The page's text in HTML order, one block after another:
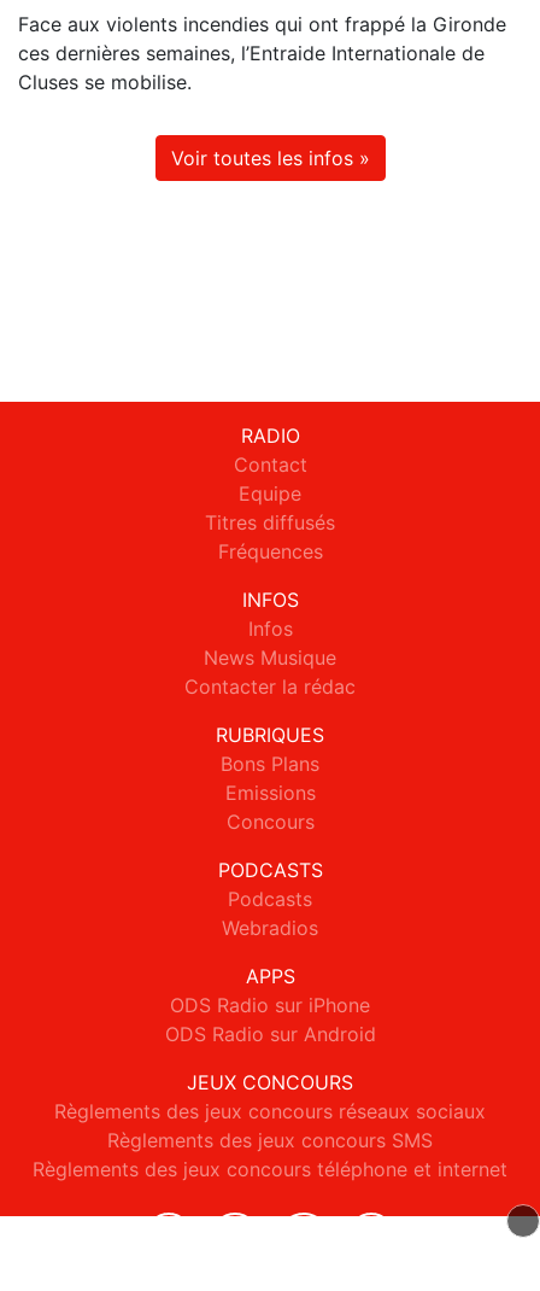
Face aux violents incendies qui ont frappé la Gironde
ces dernières semaines, l’Entraide Internationale de
Cluses se mobilise.
Voir toutes les infos »
RADIO
Contact
Equipe
Titres diffusés
Fréquences
INFOS
Infos
News Musique
Contacter la rédac
RUBRIQUES
Bons Plans
Emissions
Concours
PODCASTS
Podcasts
Webradios
APPS
ODS Radio sur iPhone
ODS Radio sur Android
JEUX CONCOURS
Règlements des jeux concours réseaux sociaux
Règlements des jeux concours SMS
Règlements des jeux concours téléphone et internet